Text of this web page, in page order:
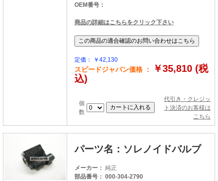
OEM番号：
商品の詳細はこちらをクリック下さい
定価： ￥42,130
スピードジャパン価格 ：
￥35,810 (税
込)
個
数
代引き・クレジッ
ト決済のお客様は
こちら
パーツ名：ソレノイドバルブ
メーカー： 純正
部品番号： 000-304-2790